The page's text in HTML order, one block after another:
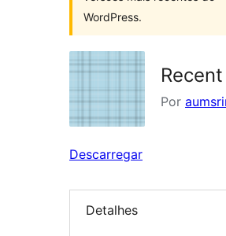
WordPress.
Por
Descarregar
Detalhes